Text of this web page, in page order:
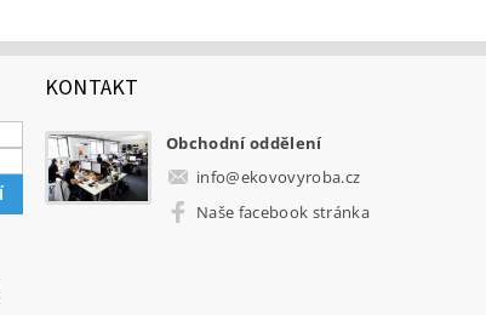
KONTAKT
Obchodní oddělení
info@ekovovyroba.cz
Naše facebook stránka